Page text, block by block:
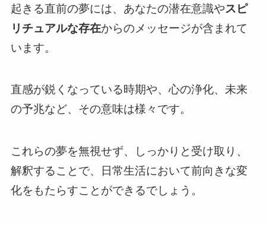
起きる直前の夢には、あなたの潜在意識やスピ
リチュアルな存在からのメッセージが含まれて
います。
直感が鋭くなっている時期や、心の浄化、未来
の予兆など、その意味は様々です。
これらの夢を無視せず、しっかりと受け取り、
解釈することで、日常生活において前向きな変
化をもたらすことができるでしょう。